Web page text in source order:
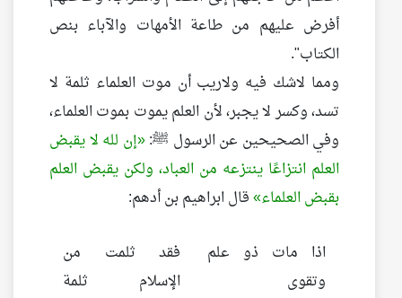
أفرض عليهم من طاعة الأمهات والآباء بنص
الكتاب".
ومما لاشك فيه ولاريب أن موت العلماء ثلمة لا
تسد، وكسر لا يجبر، لأن العلم يموت بموت العلماء،
وفي الصحيحين عن الرسول ﷺ: إن لله لا يقبض
العلم انتزاعًا ينتزعه من العباد، ولكن يقبض العلم
بقبض العلماء قال ابراهيم بن أدهم:
اذا مات ذو علم
وتقوى
فقد ثلمت من
الإسلام ثلمة